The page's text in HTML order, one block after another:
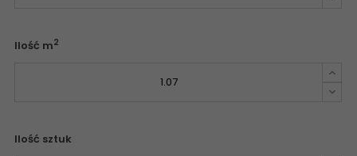
Ilość m2
Ilość sztuk